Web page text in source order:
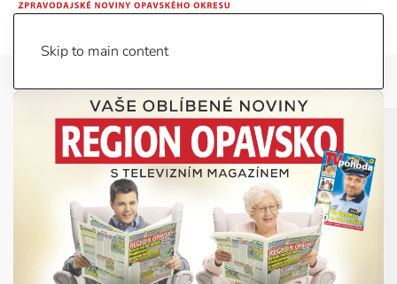
Skip to main content